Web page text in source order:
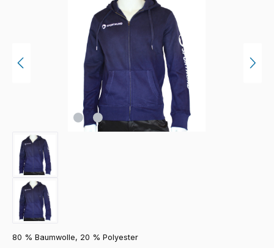
80 % Baumwolle, 20 % Polyester